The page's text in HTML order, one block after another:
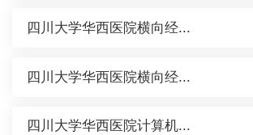
四川大学华西医院横向经...
四川大学华西医院横向经...
四川大学华西医院计算机...